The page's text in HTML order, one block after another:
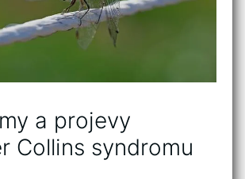
a projevy
Collins syndromu